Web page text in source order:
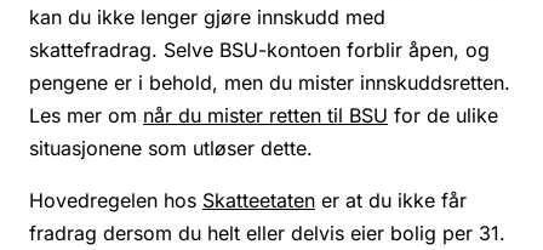
kan du ikke lenger gjøre innskudd med
skattefradrag. Selve BSU-kontoen forblir åpen, og
pengene er i behold, men du mister innskuddsretten.
Les mer om når du mister retten til BSU for de ulike
situasjonene som utløser dette.
Hovedregelen hos Skatteetaten er at du ikke får
fradrag dersom du helt eller delvis eier bolig per 31.